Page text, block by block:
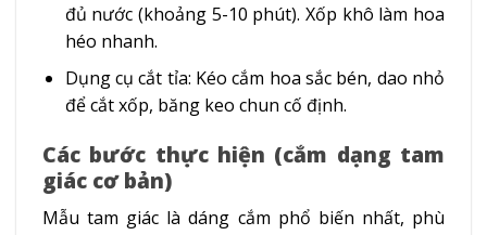
đủ nước (khoảng 5-10 phút). Xốp khô làm hoa
héo nhanh.
Dụng cụ cắt tỉa: Kéo cắm hoa sắc bén, dao nhỏ
để cắt xốp, băng keo chun cố định.
Các bước thực hiện (cắm dạng tam
giác cơ bản)
Mẫu tam giác là dáng cắm phổ biến nhất, phù